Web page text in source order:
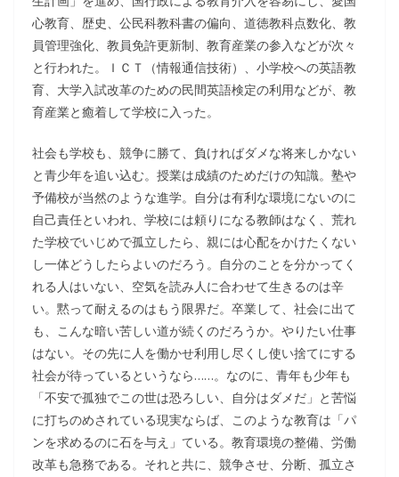
心教育、歴史、公民科教科書の偏向、道徳教科点数化、教
員管理強化、教員免許更新制、教育産業の参入などが次々
と行われた。ＩＣＴ（情報通信技術）、小学校への英語教
育、大学入試改革のための民間英語検定の利用などが、教
育産業と癒着して学校に入った。
社会も学校も、競争に勝て、負ければダメな将来しかない
と青少年を追い込む。授業は成績のためだけの知識。塾や
予備校が当然のような進学。自分は有利な環境にないのに
自己責任といわれ、学校には頼りになる教師はなく、荒れ
た学校でいじめで孤立したら、親には心配をかけたくない
し一体どうしたらよいのだろう。自分のことを分かってく
れる人はいない、空気を読み人に合わせて生きるのは辛
い。黙って耐えるのはもう限界だ。卒業して、社会に出て
も、こんな暗い苦しい道が続くのだろうか。やりたい仕事
はない。その先に人を働かせ利用し尽くし使い捨てにする
社会が待っているというなら……。なのに、青年も少年も
「不安で孤独でこの世は恐ろしい、自分はダメだ」と苦悩
に打ちのめされている現実ならば、このような教育は「パ
ンを求めるのに石を与え」ている。教育環境の整備、労働
改革も急務である。それと共に、競争させ、分断、孤立さ